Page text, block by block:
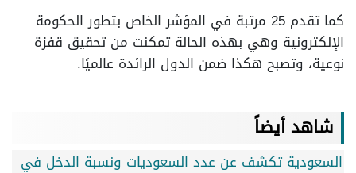
كما تقدم 25 مرتبة في المؤشر الخاص بتطور الحكومة
الإلكترونية وهي بهذه الحالة تمكنت من تحقيق قفزة
نوعية، وتصبح هكذا ضمن الدول الرائدة عالميًا.
شاهد أيضاً
السعودية تكشف عن عدد السعوديات ونسبة الدخل في